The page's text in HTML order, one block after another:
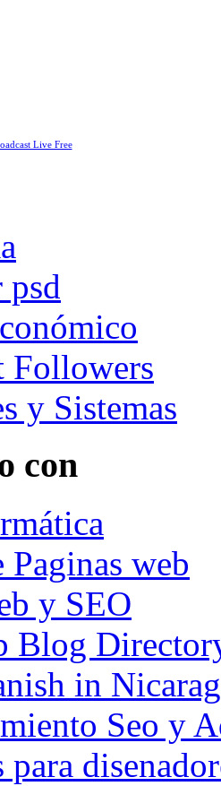
Live Free
psd
Followers
y Sistemas
con
Paginas web
y SEO
Blog
in
Seo y